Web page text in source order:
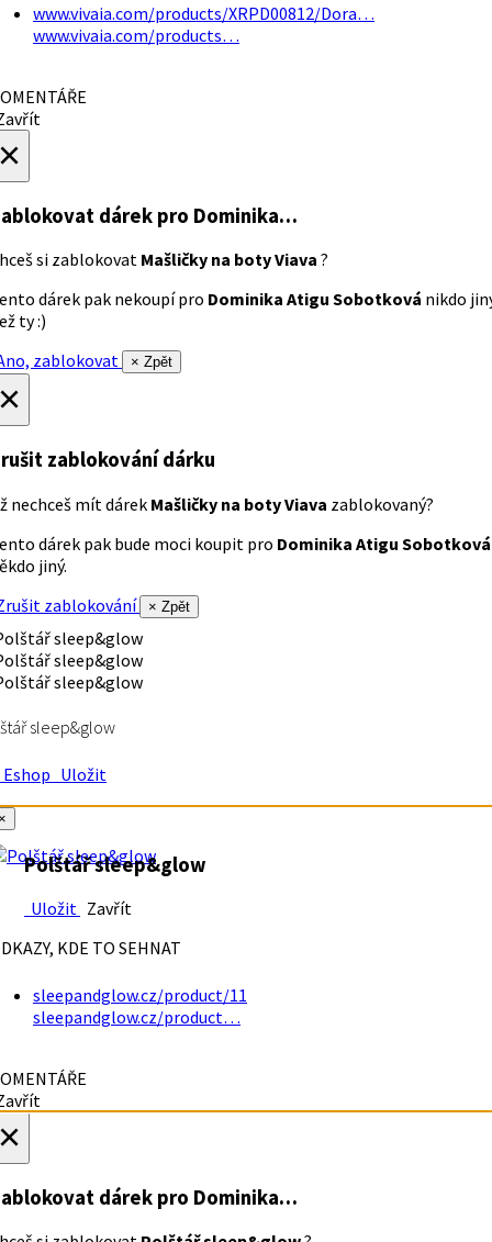
www.vivaia.com/products/XRPD00812/Dora…
www.vivaia.com/products…
dárek pro Dominika…
si zablokovat Mašličky na boty Viava ?
dárek pak nekoupí pro Dominika Atigu Sobotková nikdo
ty :)
zablokovat
× Zpět
zablokování dárku
nechceš mít dárek Mašličky na boty Viava zablokovaný?
dárek pak bude moci koupit pro Dominika Atigu Sobotková
jiný.
zablokování
× Zpět
sleep&glow
Uložit
Polštář sleep&glow
Uložit Zavřít
KDE TO SEHNAT
sleepandglow.cz/product/11
sleepandglow.cz/product…
dárek pro Dominika…